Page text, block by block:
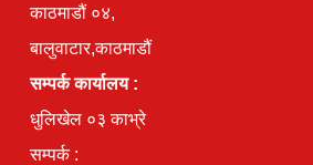
काठमाडौं ०४,
बालुवाटार,काठमाडौं
सम्पर्क कार्यालय :
धुलिखेल ०३ काभ्रे
सम्पर्क :